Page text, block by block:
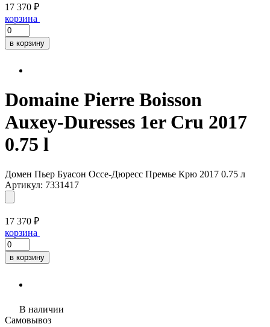
17 370 ₽
корзина
в корзину
Domaine Pierre Boisson
Auxey-Duresses 1er Cru 2017
0.75 l
Домен Пьер Буасон Оcсе-Дюресс Премье Крю 2017 0.75 л
Артикул: 7331417
17 370 ₽
корзина
в корзину
В наличии
Самовывоз